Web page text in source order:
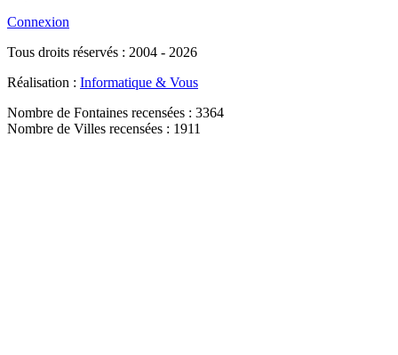
Connexion
Tous droits réservés : 2004 - 2026
Réalisation : Informatique & Vous
Nombre de Fontaines recensées : 3364
Nombre de Villes recensées : 1911